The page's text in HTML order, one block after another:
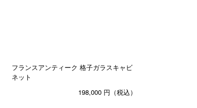
フランスアンティーク 格子ガラスキャビ
ネット
198,000 円（税込）